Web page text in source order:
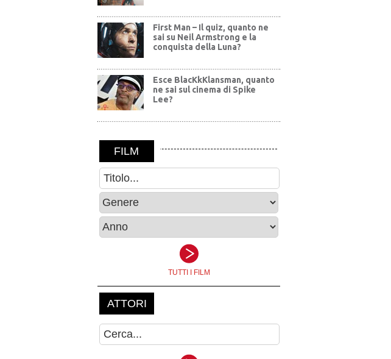
First Man – Il quiz, quanto ne
sai su Neil Armstrong e la
conquista della Luna?
Esce BlacKkKlansman, quanto
ne sai sul cinema di Spike
Lee?